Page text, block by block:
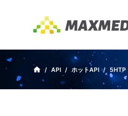
ン
ツ
へ
ス
/ API / ホットAPI / 5HTP